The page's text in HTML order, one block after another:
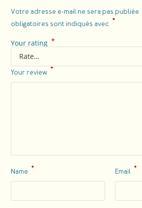
Votre adresse e-mail ne sera pas publiée.
obligatoires sont indiqués avec *
Your rating *
Your review *
Name * Email *